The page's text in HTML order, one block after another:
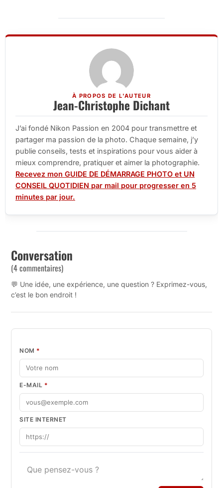
À PROPOS DE L'AUTEUR
Jean-Christophe Dichant
J’ai fondé Nikon Passion en 2004 pour transmettre et
partager ma passion de la photo. Chaque semaine, j’y
publie conseils, tests et inspirations pour vous aider à
mieux comprendre, pratiquer et aimer la photographie.
Recevez mon GUIDE DE DÉMARRAGE PHOTO et UN
CONSEIL QUOTIDIEN par mail pour progresser en 5
minutes par jour.
Conversation
(4 commentaires)
💬 Une idée, une expérience, une question ? Exprimez-vous,
c’est le bon endroit !
NOM *
E-MAIL *
SITE INTERNET